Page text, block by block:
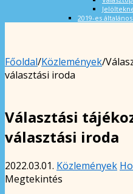
2019-es
Főoldal/Közlemények/
választási iroda
Választási
választási iroda
2022.03.01. Közlemények
Megtekintés